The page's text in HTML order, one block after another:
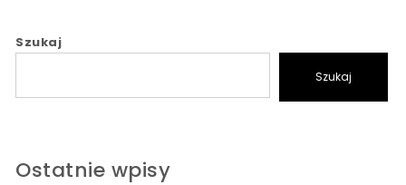
Szukaj
Szukaj
Ostatnie wpisy